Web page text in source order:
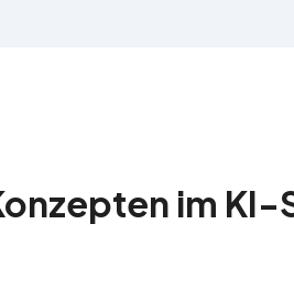
im KI-